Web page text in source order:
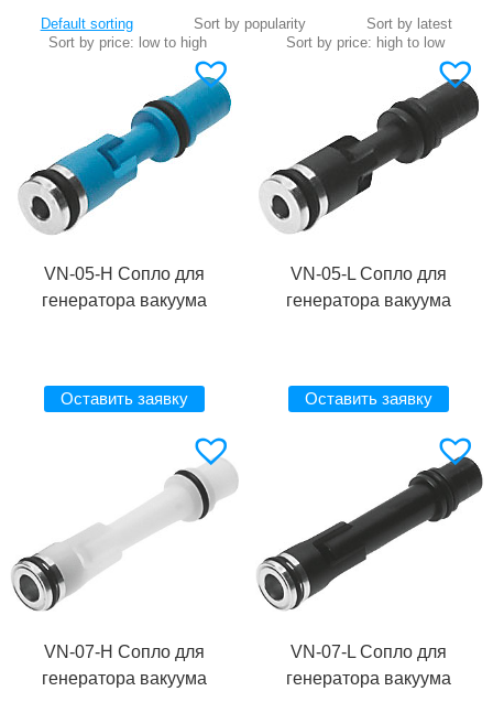
VN-05-H Сопло для
генератора вакуума
Оставить заявку
VN-05-L Сопло для
генератора вакуума
Оставить заявку
VN-07-H Сопло для
генератора вакуума
VN-07-L Сопло для
генератора вакуума